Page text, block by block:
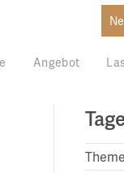
Angebot